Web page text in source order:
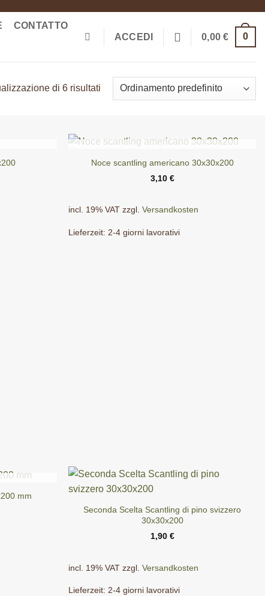
CONTATTO
ACCEDI 0,00€ 0
di 6 risultati
ESAURITO
Noce scantling americano 30x30x200
3,10 €
incl. 19% VAT zzgl.Versandkosten
Lieferzeit: 2-4 giorni lavorativi
mm
Seconda Scelta Scantling di pino svizzero
30x30x200
1,90 €
incl. 19% VAT zzgl.Versandkosten
Lieferzeit:2-4 giorni lavorativi